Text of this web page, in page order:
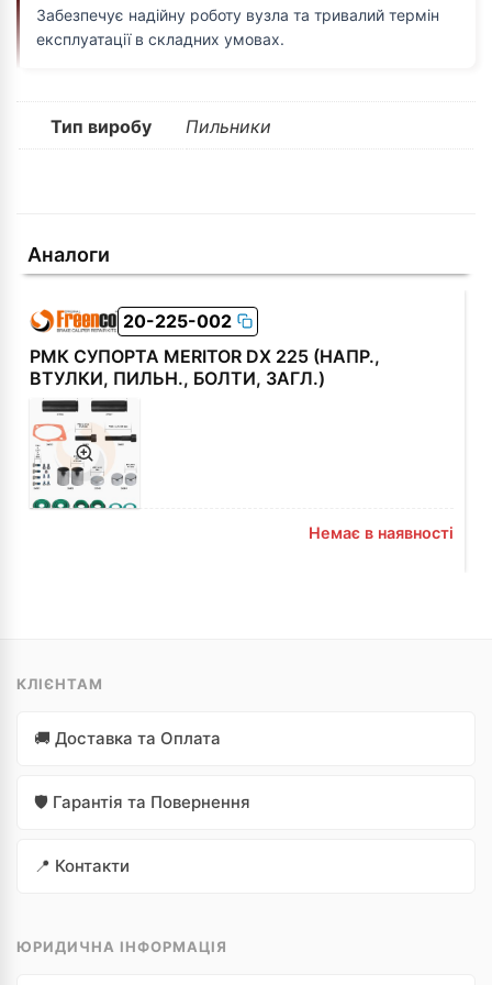
Забезпечує надійну роботу вузла та тривалий термін
експлуатації в складних умовах.
Тип виробу Пильники
Аналоги
20-225-002
РМК СУПОРТА MERITOR DX 225 (НАПР.,
ВТУЛКИ, ПИЛЬН., БОЛТИ, ЗАГЛ.)
Немає в наявності
КЛІЄНТАМ
🚚 Доставка та Оплата
🛡️ Гарантія та Повернення
📍 Контакти
ЮРИДИЧНА ІНФОРМАЦІЯ